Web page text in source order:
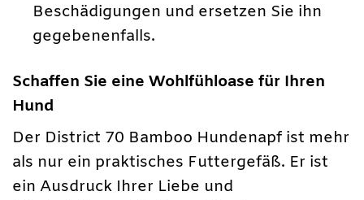
Beschädigungen und ersetzen Sie ihn
gegebenenfalls.
Schaffen Sie eine Wohlfühloase für Ihren
Hund
Der District 70 Bamboo Hundenapf ist mehr
als nur ein praktisches Futtergefäß. Er ist
ein Ausdruck Ihrer Liebe und